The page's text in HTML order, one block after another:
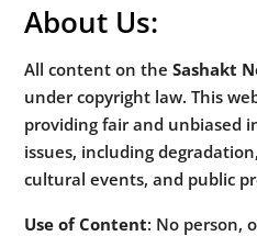
About Us:
All content on the Sashakt
under copyright law. This
providing fair and unbiased
issues, including
cultural events, and public
Use of Content: No person,